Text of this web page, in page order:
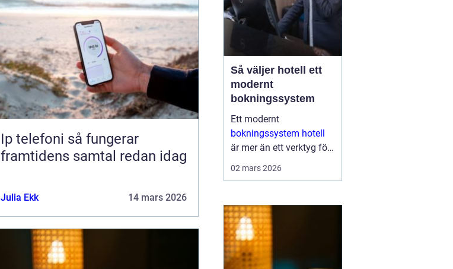
Ip telefoni så fungerar
framtidens samtal redan idag
Julia Ekk 14 mars 2026
Så väljer hotell ett
modernt
bokningssystem
Ett modernt
bokningssystem hotell
är mer än ett verktyg för
verksamheten. Här
hanteras bokningar,
incheckning, betalningar,
gäs...
02 mars 2026